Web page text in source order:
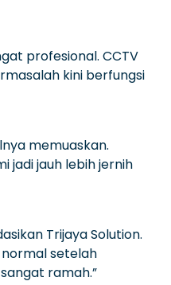
profesional. CCTV
kini berfungsi
memuaskan.
jadi jauh lebih jernih
Trijaya Solution.
setelah
ramah.”